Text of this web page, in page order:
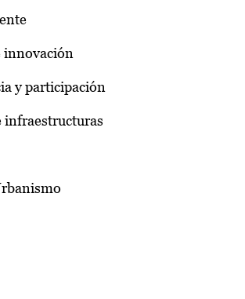
innovación
y participación
infraestructuras